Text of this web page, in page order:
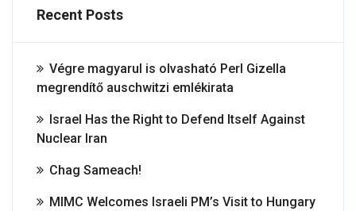
Recent Posts
Végre magyarul is olvasható Perl Gizella
megrendítő auschwitzi emlékirata
Israel Has the Right to Defend Itself Against
Nuclear Iran
Chag Sameach!
MIMC Welcomes Israeli PM’s Visit to Hungary